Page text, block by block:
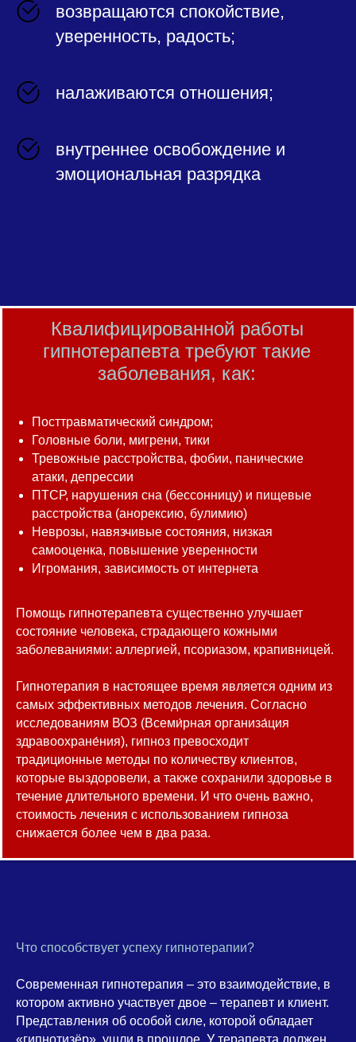
возвращаются спокойствие,
уверенность, радость;
налаживаются отношения;
внутреннее освобождение и
эмоциональная разрядка
Квалифицированной работы
гипнотерапевта требуют такие
заболевания, как:
Посттравматический синдром;
Головные боли, мигрени, тики
Тревожные расстройства, фобии, панические
атаки, депрессии
ПТСР, нарушения сна (бессонницу) и пищевые
расстройства (анорексию, булимию)
Неврозы, навязчивые состояния, низкая
самооценка, повышение уверенности
Игромания, зависимость от интернета
Помощь гипнотерапевта существенно улучшает
состояние человека, страдающего кожными
заболеваниями: аллергией, псориазом, крапивницей.
Гипнотерапия в настоящее время является одним из
самых эффективных методов лечения. Согласно
исследованиям ВОЗ (Всеми́рная организа́ция
здравоохране́ния), гипноз превосходит
традиционные методы по количеству клиентов,
которые выздоровели, а также сохранили здоровье в
течение длительного времени. И что очень важно,
стоимость лечения с использованием гипноза
снижается более чем в два раза.
Что способствует успеху гипнотерапии?
Современная гипнотерапия – это взаимодействие, в
котором активно участвует двое – терапевт и клиент.
Представления об особой силе, которой обладает
«гипнотизёр», ушли в прошлое. У терапевта должен